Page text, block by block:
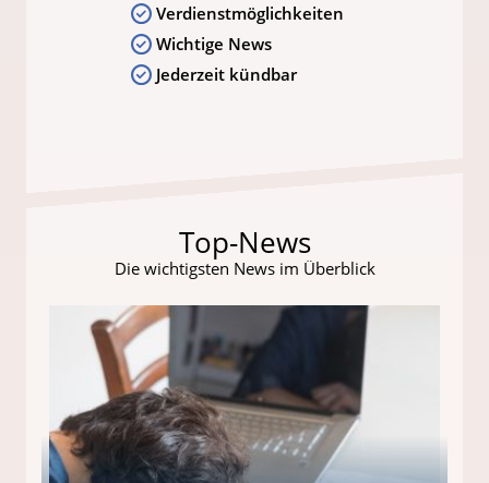
Verdienstmöglichkeiten
Wichtige News
Jederzeit kündbar
Top-News
Die wichtigsten News im Überblick